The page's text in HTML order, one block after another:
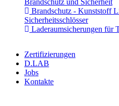
Brandschutz und Sicherheit
Brandschutz - Kunststoff
Sicherheitsschlösser
Laderaumsicherungen für
Zertifizierungen
D.LAB
Jobs
Kontakte